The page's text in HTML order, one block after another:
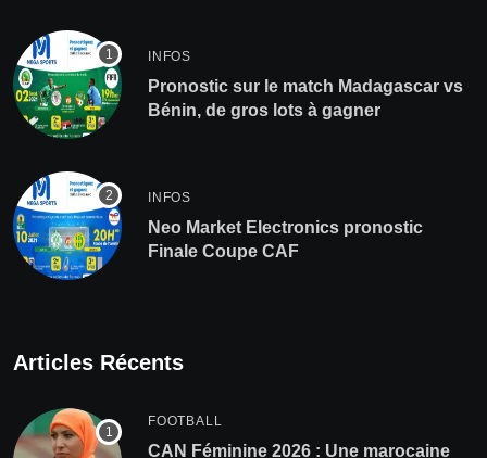
INFOS
Pronostic sur le match Madagascar vs
Bénin, de gros lots à gagner
INFOS
Neo Market Electronics pronostic
Finale Coupe CAF
Articles Récents
FOOTBALL
‎CAN Féminine 2026 : Une marocaine